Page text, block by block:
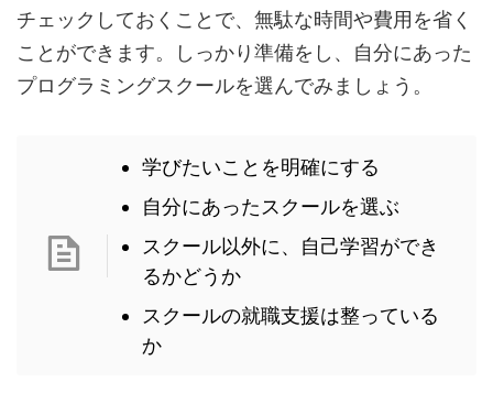
チェックしておくことで、無駄な時間や費用を省く
ことができます。しっかり準備をし、自分にあった
プログラミングスクールを選んでみましょう。
学びたいことを明確にする
自分にあったスクールを選ぶ
スクール以外に、自己学習ができ
るかどうか
スクールの就職支援は整っている
か